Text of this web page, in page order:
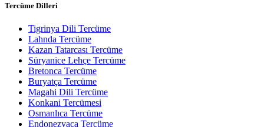
Tercüme Dilleri
Tigrinya Dili Tercüme
Lahnda Tercüme
Kazan Tatarcası Tercüme
Süryanice Lehçe Tercüme
Bretonca Tercüme
Buryatça Tercüme
Magahi Dili Tercüme
Konkani Tercümesi
Osmanlıca Tercüme
Endonezyaca Tercüme